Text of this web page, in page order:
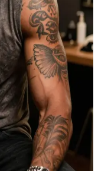
come un rifugio
L'utente è un nuovo
e Kai risponde